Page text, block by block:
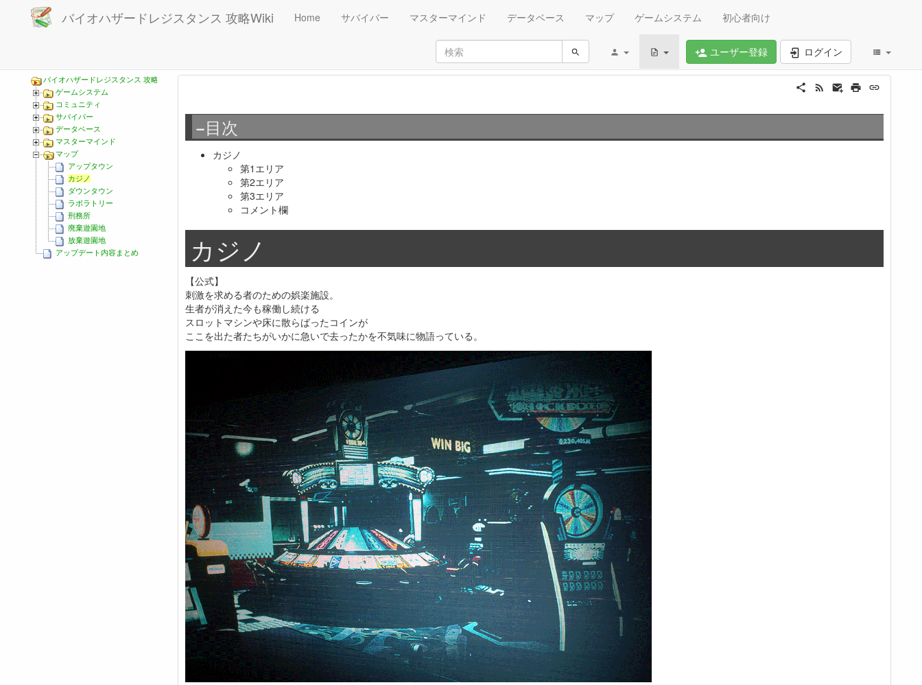
バイオハザードレジスタンス 攻略Wiki Home サバイバー マスターマインド データベース マップ ゲームシステム 初心者向け
ユーザー登録 ログイン
バイオハザードレジスタンス 攻略Wiki
ゲームシステム
コミュニティ
サバイバー
データベース
マスターマインド
マップ
アップタウン
カジノ
ダウンタウン
ラボラトリー
刑務所
廃棄遊園地
放棄遊園地
アップデート内容まとめ
−目次
カジノ
第1エリア
第2エリア
第3エリア
コメント欄
カジノ
【公式】
刺激を求める者のための娯楽施設。
生者が消えた今も稼働し続ける
スロットマシンや床に散らばったコインが
ここを出た者たちがいかに急いで去ったかを不気味に物語っている。